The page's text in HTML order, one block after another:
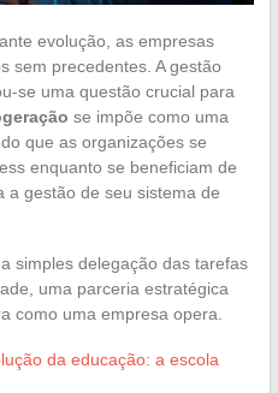
evolução, as empresas
sem precedentes. A gestão
se uma questão crucial para
se impõe como uma
que as organizações se
enquanto se beneficiam de
a gestão de seu sistema de
simples delegação das tarefas
uma parceria estratégica
como uma empresa opera.
da educação: a escola